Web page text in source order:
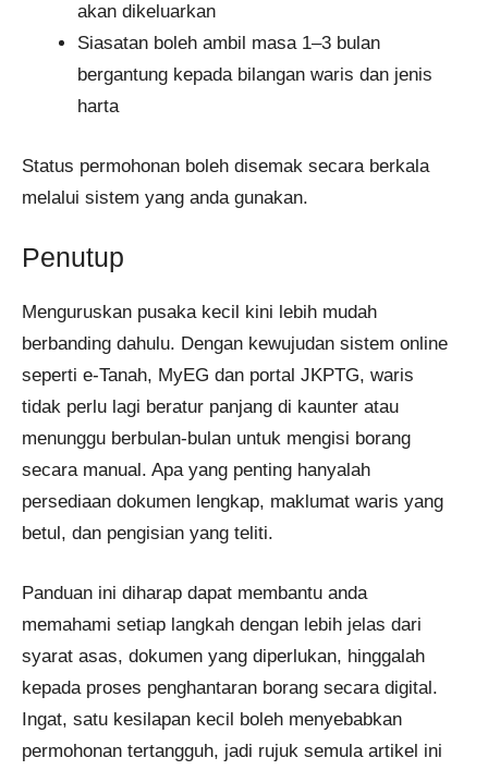
akan dikeluarkan
Siasatan boleh ambil masa 1–3 bulan
bergantung kepada bilangan waris dan jenis
harta
Status permohonan boleh disemak secara berkala
melalui sistem yang anda gunakan.
Penutup
Menguruskan pusaka kecil kini lebih mudah
berbanding dahulu. Dengan kewujudan sistem online
seperti e-Tanah, MyEG dan portal JKPTG, waris
tidak perlu lagi beratur panjang di kaunter atau
menunggu berbulan-bulan untuk mengisi borang
secara manual. Apa yang penting hanyalah
persediaan dokumen lengkap, maklumat waris yang
betul, dan pengisian yang teliti.
Panduan ini diharap dapat membantu anda
memahami setiap langkah dengan lebih jelas dari
syarat asas, dokumen yang diperlukan, hinggalah
kepada proses penghantaran borang secara digital.
Ingat, satu kesilapan kecil boleh menyebabkan
permohonan tertangguh, jadi rujuk semula artikel ini